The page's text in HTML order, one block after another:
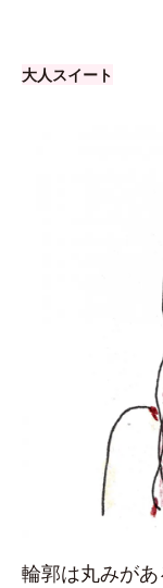
大人スイート
輪郭は丸みが